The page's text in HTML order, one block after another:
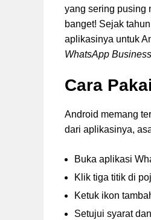
yang sering pusing
banget! Sejak
aplikasinya untuk
WhatsApp Business
Cara
Android memang
dari aplikasinya,
Buka aplikasi
Klik tiga titik di
Ketuk ikon
Setujui syarat